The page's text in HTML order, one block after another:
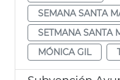
SEMANA SANTA
SETMANA SANTA
MÓNICA GIL